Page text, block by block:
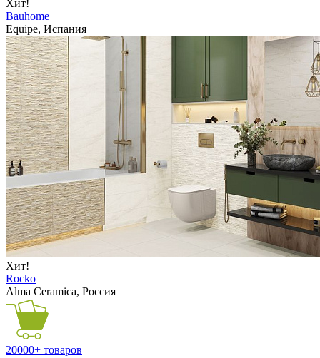
Хит!
Bauhome
Equipe, Испания
Хит!
Rocko
Alma Ceramica, Россия
20000+ товаров